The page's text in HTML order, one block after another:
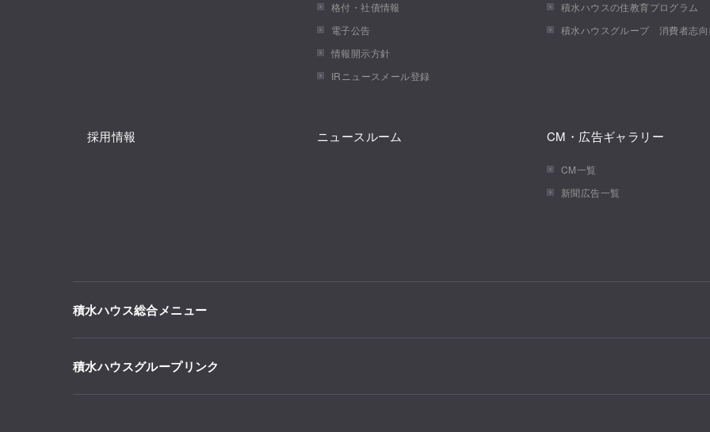
格付・社債情報
電子公告
情報開示方針
IRニュースメール登録
積水ハウスの住教育プログラム
積水ハウスグループ 消費者志向
採用情報 ニュースルーム CM・広告ギャラリー
CM一覧
新聞広告一覧
積水ハウス総合メニュー
住まい
積水ハウスグループリンク